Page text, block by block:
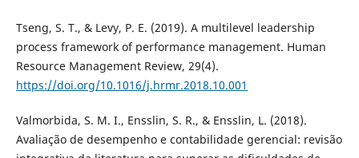
Tseng, S. T., & Levy, P. E. (2019). A multilevel leadership
process framework of performance management. Human
Resource Management Review, 29(4).
https://doi.org/10.1016/j.hrmr.2018.10.001
Valmorbida, S. M. I., Ensslin, S. R., & Ensslin, L. (2018).
Avaliação de desempenho e contabilidade gerencial: revisão